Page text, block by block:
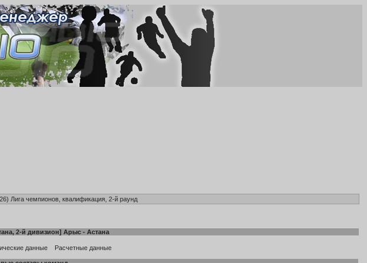
Лига чемпионов, квалификация, 2-й раунд
2-й дивизион] Арыс- Астана
данные Расчетные данные